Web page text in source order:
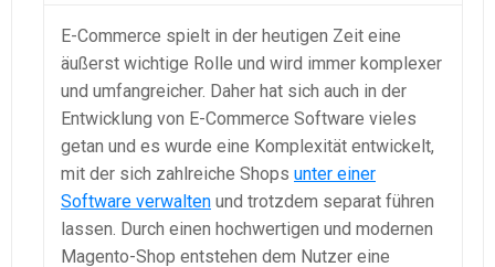
E-Commerce spielt in der heutigen Zeit eine
äußerst wichtige Rolle und wird immer komplexer
und umfangreicher. Daher hat sich auch in der
Entwicklung von E-Commerce Software vieles
getan und es wurde eine Komplexität entwickelt,
mit der sich zahlreiche Shops unter einer
Software verwalten und trotzdem separat führen
lassen. Durch einen hochwertigen und modernen
Magento-Shop entstehen dem Nutzer eine